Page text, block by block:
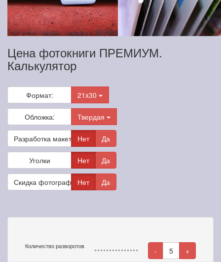
Цена фотокниги ПРЕМИУМ.
Калькулятор
Формат: 21x30
Обложка: Твердая
Разработка макета Нет Да
Уголки Нет Да
Скидка фотографамНет Да
Количество разворотов - 5 +